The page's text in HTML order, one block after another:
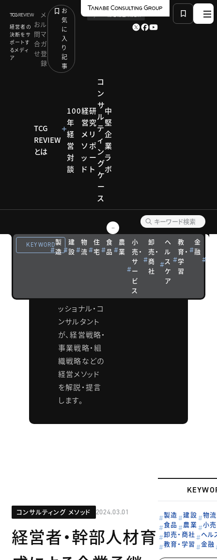
経営者の
決断をサ
ポートす
るメディ
ア
お
問
合
せ
メ
ル
マ
ガ
登
録
お
気
に
入
り
記
事
TCG
REVIEW
とは
100
年
経
営
対
談
経
営
メ
ソ
ッ
ド
研
究
リ
ポ
ー
ト
コ
ン
サ
ル
テ
ィ
ン
グ
ケ
ー
ス
中
堅
企
業
ラ
ボ
KEYWORD製
造
建
設
物
流
住
宅
食
品
農
業
小
売・
サ
ー
ビ
ス
卸
売・
商
社
ヘ
ル
ス
ケ
ア
教
育・
学
習
金
融
コンサルティング メソッド
経営者・幹部人材育成による企業承継
コンサルティ
ング メソッド
コンサ
ソッド
タナベコンサ
ッショナル・コ
ンサルタント
が、経営戦略・
事業戦略・組
織戦略などの
経営メソッド
を解説・提言
します。
コンサルティング メソッド 2024.03.01
経営者・幹部人材育
製造 建設
物流
食品
農業
小
卸売・商社
ヘル
教育・学習
金融